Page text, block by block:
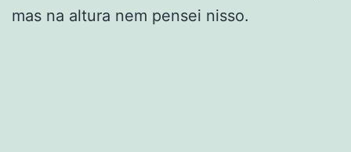
mas na altura nem pensei nisso.